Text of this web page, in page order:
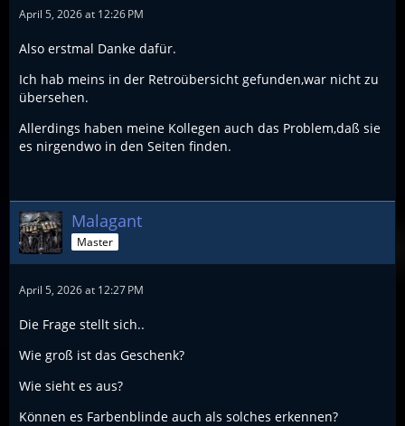
April 5, 2026 at 12:26 PM
Also erstmal Danke dafür.
Ich hab meins in der Retroübersicht gefunden,war nicht zu
übersehen.
Allerdings haben meine Kollegen auch das Problem,daß sie
es nirgendwo in den Seiten finden.
Malagant
Master
April 5, 2026 at 12:27 PM
Die Frage stellt sich..
Wie groß ist das Geschenk?
Wie sieht es aus?
Können es Farbenblinde auch als solches erkennen?